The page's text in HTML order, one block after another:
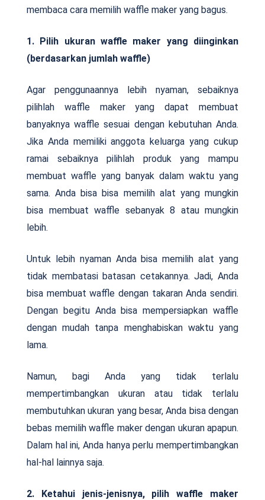
membaca cara memilih waffle maker yang bagus.
1. Pilih ukuran waffle maker yang diinginkan
(berdasarkan jumlah waffle)
Agar penggunaannya lebih nyaman, sebaiknya
pilihlah waffle maker yang dapat membuat
banyaknya waffle sesuai dengan kebutuhan Anda.
Jika Anda memiliki anggota keluarga yang cukup
ramai sebaiknya pilihlah produk yang mampu
membuat waffle yang banyak dalam waktu yang
sama. Anda bisa bisa memilih alat yang mungkin
bisa membuat waffle sebanyak 8 atau mungkin
lebih.
Untuk lebih nyaman Anda bisa memilih alat yang
tidak membatasi batasan cetakannya. Jadi, Anda
bisa membuat waffle dengan takaran Anda sendiri.
Dengan begitu Anda bisa mempersiapkan waffle
dengan mudah tanpa menghabiskan waktu yang
lama.
Namun, bagi Anda yang tidak terlalu
mempertimbangkan ukuran atau tidak terlalu
membutuhkan ukuran yang besar, Anda bisa dengan
bebas memilih waffle maker dengan ukuran apapun.
Dalam hal ini, Anda hanya perlu mempertimbangkan
hal-hal lainnya saja.
2. Ketahui jenis-jenisnya, pilih waffle maker